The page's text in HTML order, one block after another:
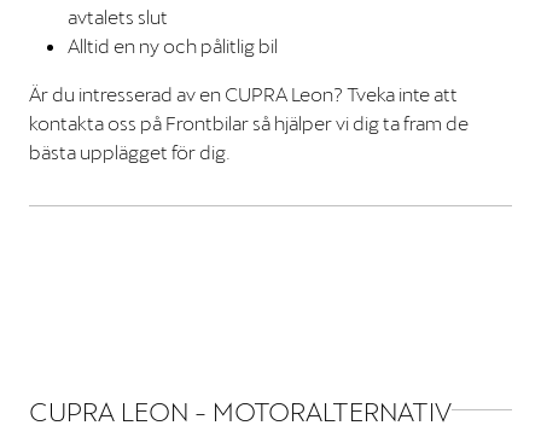
avtalets slut
Alltid en ny och pålitlig bil
Är du intresserad av en CUPRA Leon? Tveka inte att
kontakta oss på Frontbilar så hjälper vi dig ta fram de
bästa upplägget för dig.
CUPRA LEON - MOTORALTERNATIV